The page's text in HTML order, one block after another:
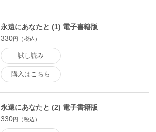
永遠にあなたと (1) 電子書籍版
330円（税込）
試し読み
購入はこちら
永遠にあなたと (2) 電子書籍版
330円（税込）